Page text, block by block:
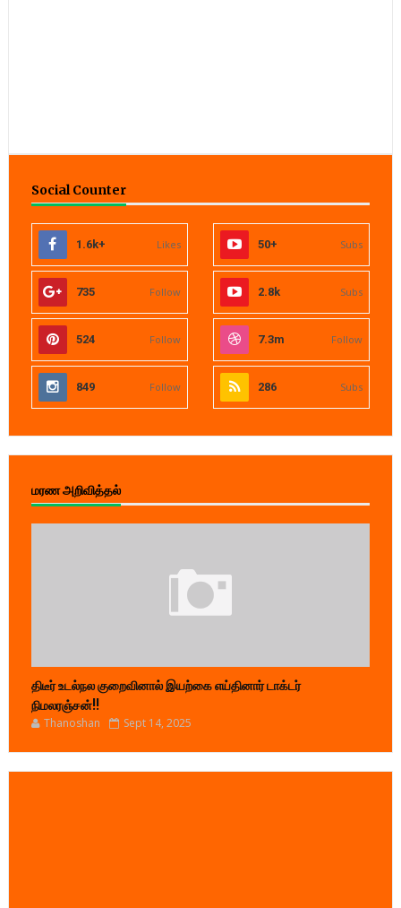
Social Counter
1.6k+ Likes 50+ Subs
735 Follow 2.8k Subs
524 Follow 7.3m Follow
849 Follow 286 Subs
மரண அறிவித்தல்
திடீர் உடல்நல குறைவினால் இயற்கை எய்தினார் டாக்டர்
நிமலரஞ்சன்!!
Thanoshan Sept 14, 2025